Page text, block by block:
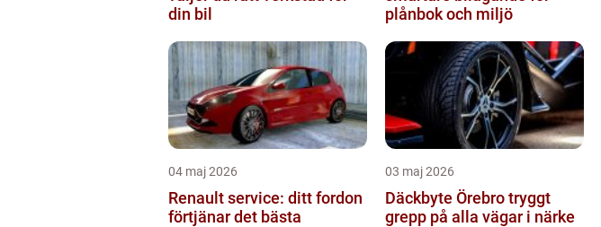
din bil
plånbok och miljö
04 maj 2026
Renault service: ditt fordon
förtjänar det bästa
03 maj 2026
Däckbyte Örebro tryggt
grepp på alla vägar i närke